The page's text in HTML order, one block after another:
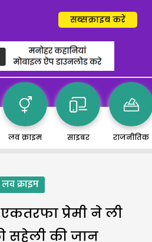
सब्सक्राइब करें
लव क्राइम साइबर राजनीतिक
लव क्राइम
एकतरफा प्रेमी ने ली
सहेली की जान